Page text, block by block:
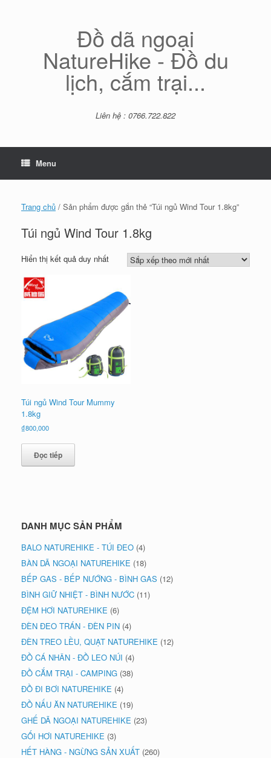
Đồ dã ngoại
NatureHike - Đồ du
lịch, cắm trại...
Liên hệ : 0766.722.822
Menu
Trang chủ / Sản phẩm được gắn thẻ “Túi ngủ Wind Tour 1.8kg”
Túi ngủ Wind Tour 1.8kg
Hiển thị kết quả duy nhất
Túi ngủ Wind Tour Mummy
1.8kg
₫800,000
Đọc tiếp
DANH MỤC SẢN PHẨM
BALO NATUREHIKE - TÚI ĐEO (4)
BÀN DÃ NGOẠI NATUREHIKE (18)
BẾP GAS - BẾP NƯỚNG - BÌNH GAS (12)
BÌNH GIỮ NHIỆT - BÌNH NƯỚC (11)
ĐỆM HƠI NATUREHIKE (6)
ĐÈN ĐEO TRÁN - ĐÈN PIN (4)
ĐÈN TREO LỀU, QUẠT NATUREHIKE (12)
ĐỒ CÁ NHÂN - ĐỒ LEO NÚI (4)
ĐỒ CẮM TRẠI - CAMPING (38)
ĐỒ ĐI BƠI NATUREHIKE (4)
ĐỒ NẤU ĂN NATUREHIKE (19)
GHẾ DÃ NGOẠI NATUREHIKE (23)
GỐI HƠI NATUREHIKE (3)
HẾT HÀNG - NGỪNG SẢN XUẤT (260)